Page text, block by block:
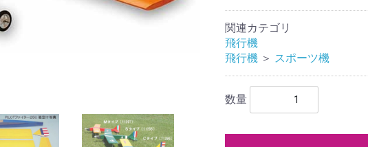
関連カテゴリ
飛行機
飛行機 ＞ スポーツ機
数量